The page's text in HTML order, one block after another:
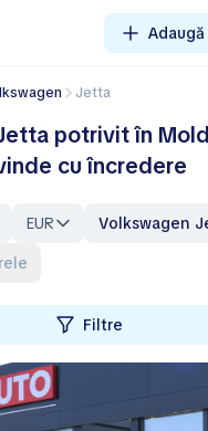
Jetta
potrivit în
cu încredere
EUR
Volkswagen
Filtre